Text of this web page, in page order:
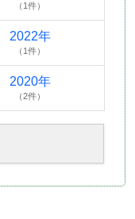
（1件）
2022年
（1件）
2020年
（2件）